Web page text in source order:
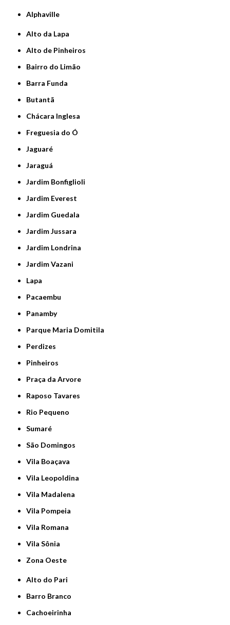
Alphaville
Alto da Lapa
Alto de Pinheiros
Bairro do Limão
Barra Funda
Butantã
Chácara Inglesa
Freguesia do Ó
Jaguaré
Jaraguá
Jardim Bonfiglioli
Jardim Everest
Jardim Guedala
Jardim Jussara
Jardim Londrina
Jardim Vazani
Lapa
Pacaembu
Panamby
Parque Maria Domitila
Perdizes
Pinheiros
Praça da Arvore
Raposo Tavares
Rio Pequeno
Sumaré
São Domingos
Vila Boaçava
Vila Leopoldina
Vila Madalena
Vila Pompeia
Vila Romana
Vila Sônia
Zona Oeste
Alto do Pari
Barro Branco
Cachoeirinha